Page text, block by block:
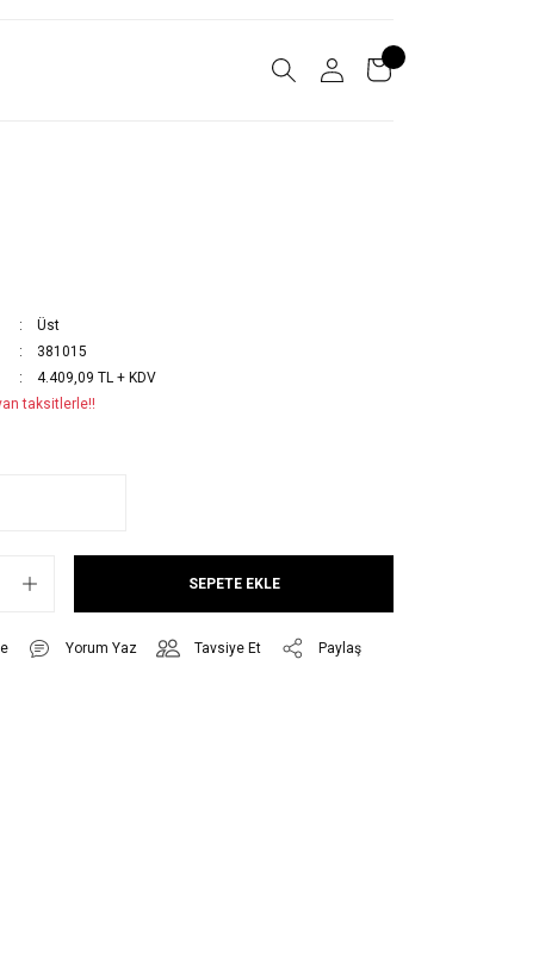
Üst
381015
4.409,09 TL + KDV
taksitlerle!!
SEPETE EKLE
Yorum Yaz Tavsiye Et Paylaş